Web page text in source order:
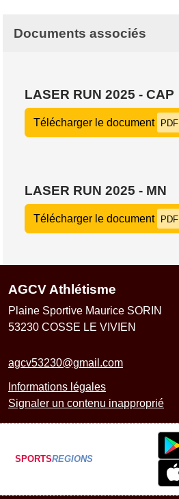
Documents associés
LASER RUN 2025 - CAP
Télécharger le document PDF
LASER RUN 2025 - MN
Télécharger le document PDF
AGCV Athlétisme
Plaine Sportive Maurice SORIN
53230 COSSE LE VIVIEN
agcv53230@gmail.com
Informations légales
Signaler un contenu inapproprié
SPORTSREGIONS